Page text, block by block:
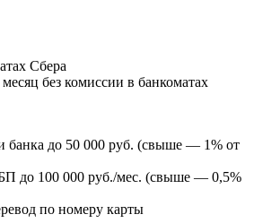
Сбера
без комиссии в банкоматах
банка до 50 000 руб. (свыше — 1% от
до 100 000 руб./мес. (свыше — 0,5%
по номеру карты